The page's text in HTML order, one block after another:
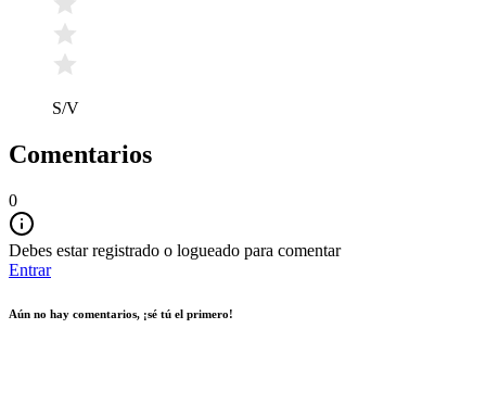
S/V
Comentarios
0
Debes estar registrado o logueado para comentar
Entrar
Aún no hay comentarios, ¡sé tú el primero!